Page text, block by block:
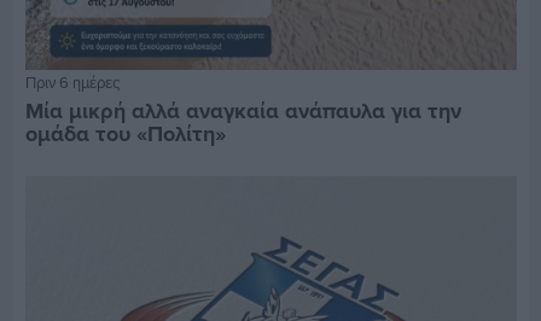
Πριν 6 ημέρες
Μία μικρή αλλά αναγκαία ανάπαυλα για την
ομάδα του «Πολίτη»